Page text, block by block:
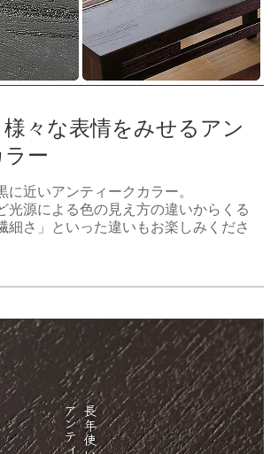
々な表情をみせるアン
ー
に近いアンティークカラー。
光源による色の見え方の違いからくる
細さ」といった違いもお楽しみくださ